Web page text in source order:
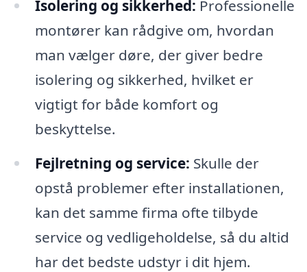
Isolering og sikkerhed: Professionelle
montører kan rådgive om, hvordan
man vælger døre, der giver bedre
isolering og sikkerhed, hvilket er
vigtigt for både komfort og
beskyttelse.
Fejlretning og service: Skulle der
opstå problemer efter installationen,
kan det samme firma ofte tilbyde
service og vedligeholdelse, så du altid
har det bedste udstyr i dit hjem.